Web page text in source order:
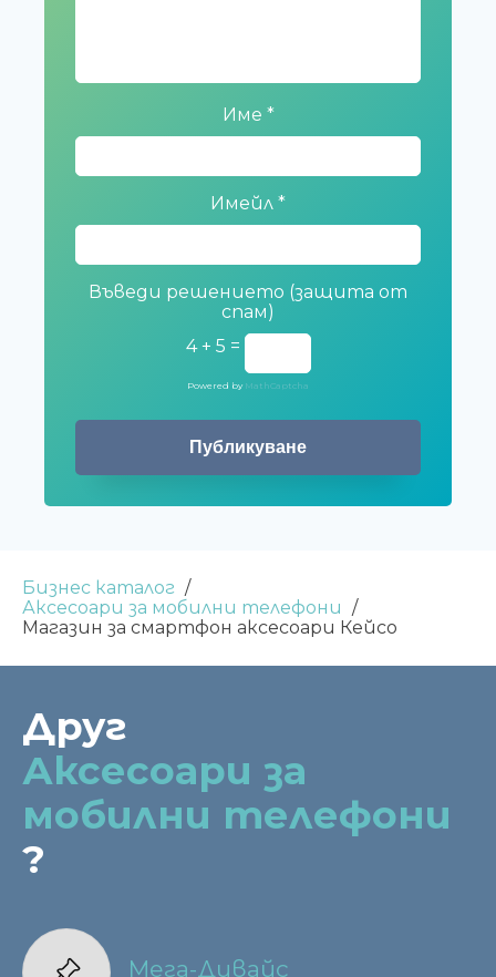
Име *
Имейл *
Въведи решението (защита от
спам)
4 + 5 =
Powered by MathCaptcha
Бизнес каталог
Аксесоари за мобилни телефони
Магазин за смартфон аксесоари Кейсо
Друг
Аксесоари за
мобилни телефони
?
Мега-Дивайс